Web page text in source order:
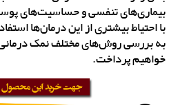
بیماری‌های تنفسی و حساسیت‌های
با احتیاط بیشتری از این درمان‌ها
به بررسی روش‌های مختلف نمک درمانی
خواهیم پرداخت.